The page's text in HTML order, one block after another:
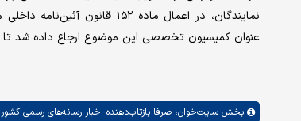
نمایندگان، در اعمال ماده
عنوان کمیسیون تخصصی این موضوع ارجاع داده شد تا
بخش سایت‌خوان، صرفا بازتاب‌دهنده اخبار رسانه‌های رسمی